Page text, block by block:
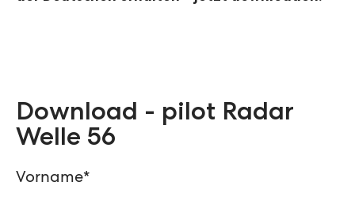
Download - pilot Radar
Welle 56
Vorname*